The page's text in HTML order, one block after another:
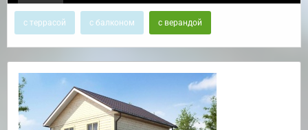
с террасой с балконом с верандой